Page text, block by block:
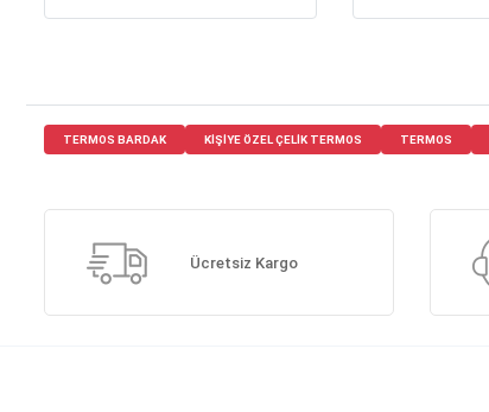
TERMOS BARDAK KIŞIYE ÖZEL ÇELIK TERMOS TERMOS
Ücretsiz Kargo